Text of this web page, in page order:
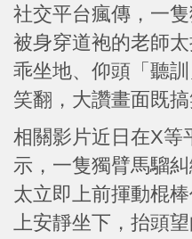
社交平台瘋傳，一
被身穿道袍的老師
乖坐地、仰頭「聽
笑翻，大讚畫面既搞
相關影片近日在X等
示，一隻獨臂馬騮
太立即上前揮動棍
上安靜坐下，抬頭